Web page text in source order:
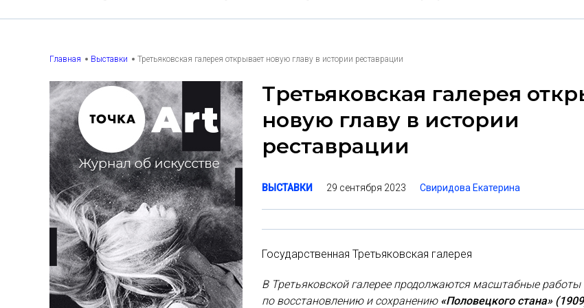
Главная Выставки Третьяковская галерея открывает новую главу в истории реставрации
Третьяковская галерея
новую главу в истории
реставрации
ВЫСТАВКИ 29 сентября 2023 Свиридова Екатерина
Государственная Третьяковская галерея
В Третьяковской галерее продолжаются масштабные работы
по восстановлению и сохранению «Половецкого стана»